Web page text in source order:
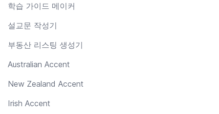
학습 가이드 메이커
설교문 작성기
부동산 리스팅 생성기
Australian Accent
New Zealand Accent
Irish Accent